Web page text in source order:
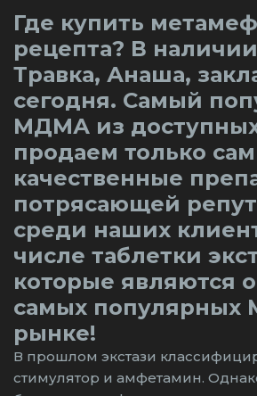
Где купить
рецепта? В
Травка, Анаша,
сегодня. Самый
МДМА из
продаем только
качественные
потрясающей
среди наших
числе таблетки
которые являются
самых
рынке!
В прошлом экстази
стимулятор и амфетамин.